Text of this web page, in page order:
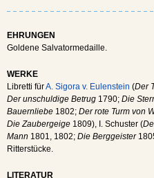
EHRUNGEN
Goldene Salvatormedaille.
WERKE
Libretti fürA. Sigora v. Eulenstein (Der
Der unschuldige Betrug 1790; Die
Bauernliebe 1802; Der rote Turm von
Die Zaubergeige 1809), I. Schuster (
Mann 1801, 1802; Die Berggeister
Ritterstücke.
LITERATUR